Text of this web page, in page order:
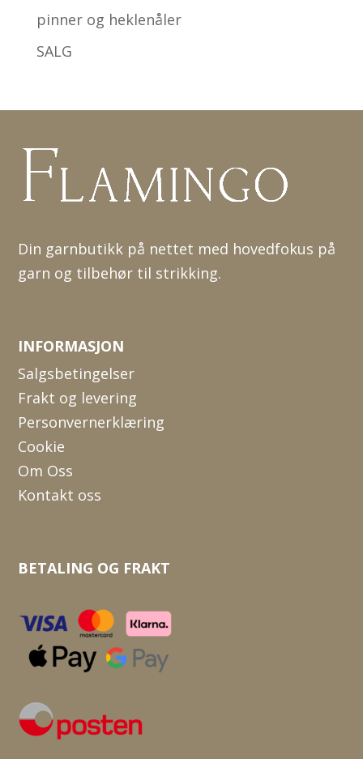
pinner og heklenåler
SALG
Din garnbutikk på nettet med hovedfokus på
garn og tilbehør til strikking.
INFORMASJON
Salgsbetingelser
Frakt og levering
Personvernerklæring
Cookie
Om Oss
Kontakt oss
BETALING OG FRAKT